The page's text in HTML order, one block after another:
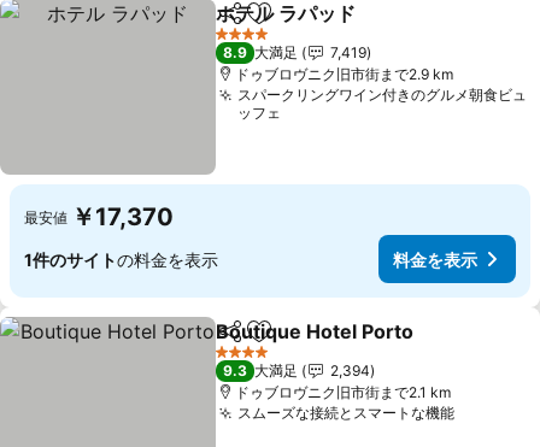
シェアお気に入りに追加
ホテル ラパッド
4 ホテルのランク
8.9 大満足
7,419
ドゥブロヴニク旧市街まで2.9 km
スパークリングワイン付きのグルメ朝食ビュ
ッフェ
最安値 ￥17,370
1件のサイトの料金を表示 料金を表示
シェアお気に入りに追加
Boutique Hotel Porto
4 ホテルのランク
9.3 大満足
2,394
ドゥブロヴニク旧市街まで2.1 km
スムーズな接続とスマートな機能料金を表